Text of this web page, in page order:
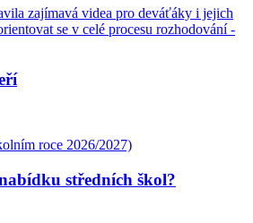
zajímavá videa pro deváťáky i jejich
se v celé procesu rozhodování -
roce 2026/2027)
středních škol?